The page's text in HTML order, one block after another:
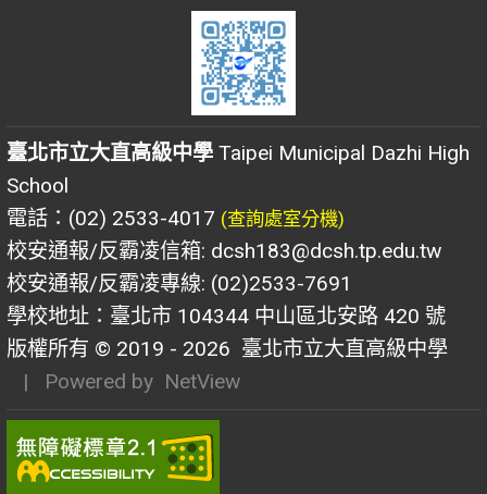
臺北市立大直高級中學 Taipei Municipal Dazhi High
School
電話：(02) 2533-4017 (查詢處室分機)
校安通報/反霸凌信箱: dcsh183@dcsh.tp.edu.tw
校安通報/反霸凌專線: (02)2533-7691
學校地址：臺北市 104344 中山區北安路 420 號
版權所有 © 2019 - 2026 臺北市立大直高級中學
| Powered by NetView